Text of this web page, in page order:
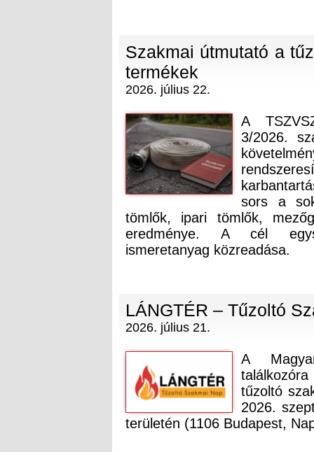
Szakmai útmutató a
termékek
2026. július 22.
A
3/2026.
sors a
tömlők, ipari tömlők,
eredménye. A cél
ismeretanyag közreadása.
LÁNGTÉR – Tűzoltó
2026. július 21.
A
tűzoltó
2026.
területén (1106 Budapest,